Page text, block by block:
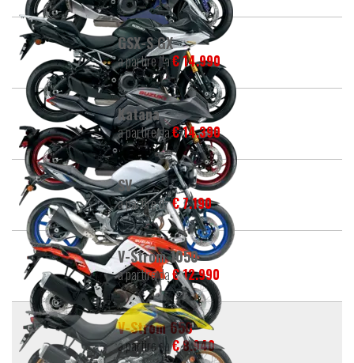
GSX-S GX
a partire da€ 14.990
Katana
a partire da€ 14.390
SV
a partire da€ 7.190
V-Strom 1050
a partire da€ 12.990
V-Strom 650
a partire da€ 8.940